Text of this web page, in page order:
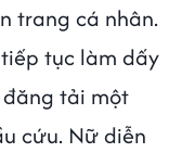
trang cá nhân.
tục làm dấy
tải một
cứu. Nữ diễn